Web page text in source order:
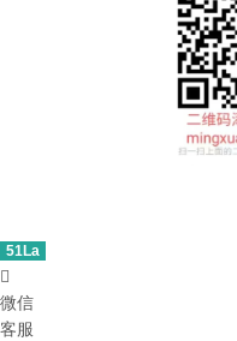
51La

微信
客服